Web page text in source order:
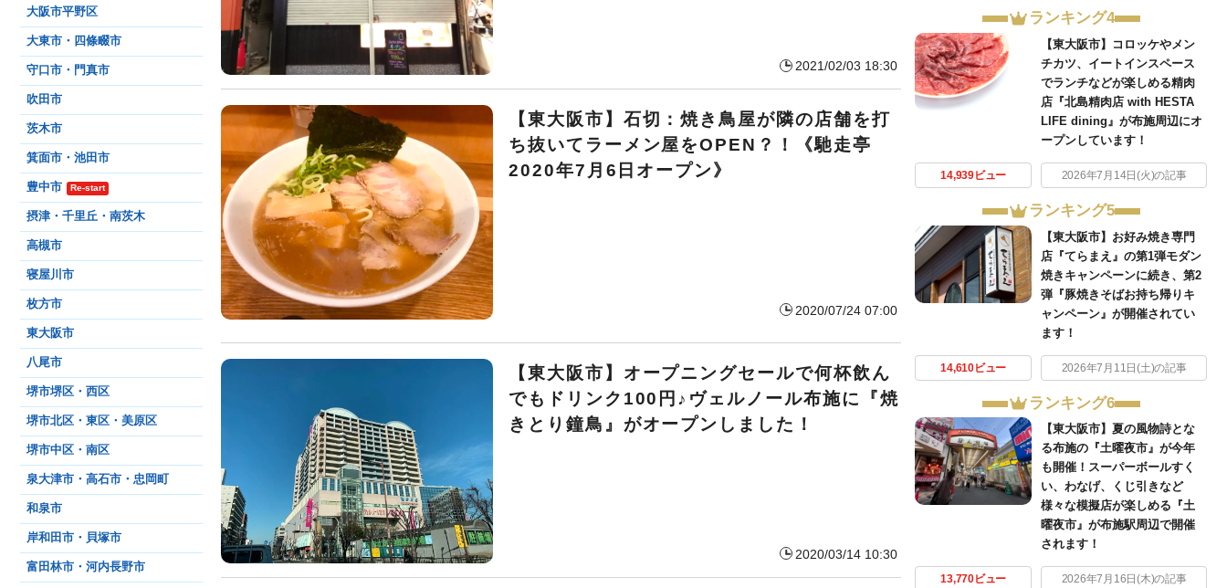
2021/02/03 18:30
【東大阪市】石切：焼き鳥屋が隣の店舗を打
ち抜いてラーメン屋をOPEN？！《馳走亭
2020年7月6日オープン》
2020/07/24 07:00
【東大阪市】オープニングセールで何杯飲ん
でもドリンク100円♪ヴェルノール布施に『焼
きとり鐘鳥』がオープンしました！
2020/03/14 10:30
ランキング4
【東大阪市】コロッケやメン
チカツ、イートインスペース
でランチなどが楽しめる精肉
店『北島精肉店 with HESTA
LIFE dining』が布施周辺にオ
ープンしています！
14,939ビュー 2026年7月14日(火)の記事
ランキング5
【東大阪市】お好み焼き専門
店『てらまえ』の第1弾モダン
焼きキャンペーンに続き、第2
弾『豚焼きそばお持ち帰りキ
ャンペーン』が開催されてい
ます！
14,610ビュー 2026年7月11日(土)の記事
ランキング6
【東大阪市】夏の風物詩とな
る布施の『土曜夜市』が今年
も開催！スーパーボールすく
い、わなげ、くじ引きなど
様々な模擬店が楽しめる『土
曜夜市』が布施駅周辺で開催
されます！
13,770ビュー 2026年7月16日(木)の記事
大阪市平野区
大東市・四條畷市
守口市・門真市
吹田市
茨木市
箕面市・池田市
豊中市 Re-start
摂津・千里丘・南茨木
高槻市
寝屋川市
枚方市
東大阪市
八尾市
堺市堺区・西区
堺市北区・東区・美原区
堺市中区・南区
泉大津市・高石市・忠岡町
和泉市
岸和田市・貝塚市
富田林市・河内長野市